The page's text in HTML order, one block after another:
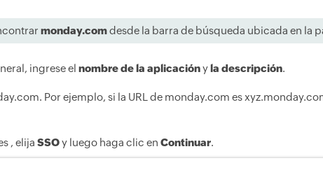
monday.comdesde la barra de búsqueda ubicada en la
ingrese el nombre de la aplicaciónyla descripción.
Por ejemplo, si la URL de monday.com es
, elija SSOy luego haga clic en Continuar.